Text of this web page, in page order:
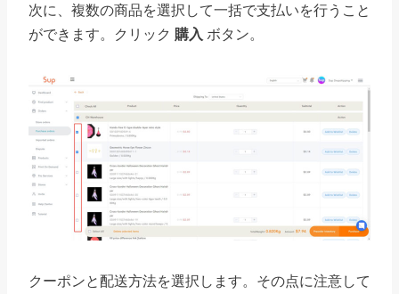
次に、複数の商品を選択して一括で支払いを行うこと
ができます。クリック 購入 ボタン。
クーポンと配送方法を選択します。その点に注意して